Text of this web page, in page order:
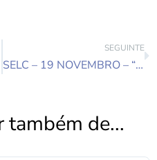
SEGUINTE
SELC – 19 NOVEMBRO – “THE INTERNAL GROUP SPACE”
também de...